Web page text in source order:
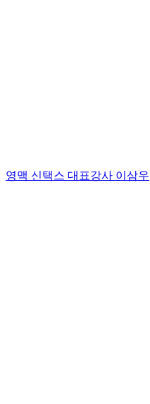
영맥 신택스 대표강사 이삼우